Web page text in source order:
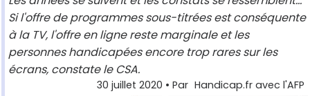
Si l'offre de programmes sous-titrées est conséquente
à la TV, l'offre en ligne reste marginale et les
personnes handicapées encore trop rares sur les
écrans, constate le CSA.
30 juillet 2020 • Par Handicap.fr avec l'AFP